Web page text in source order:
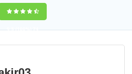
9,5(100%)74
votes